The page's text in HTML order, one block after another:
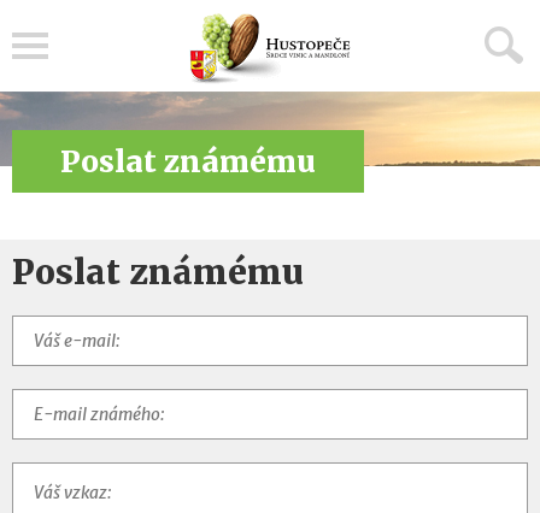
Poslat známému
Poslat známému